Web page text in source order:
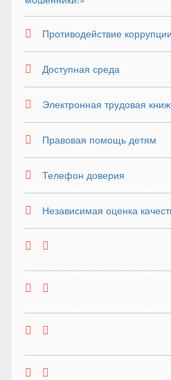
Противодействие коррупции
Доступная среда
Электронная трудовая
Правовая помощь детям
Телефон доверия
Независимая оценка